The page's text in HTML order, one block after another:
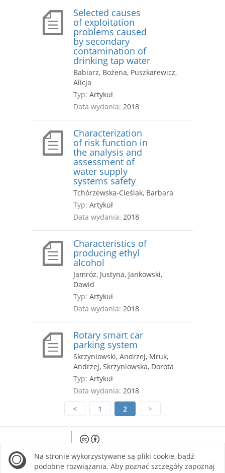
Selected causes
of exploitation
problems caused
by secondary
contamination of
drinking tap water
Babiarz, Bożena, Puszkarewicz,
Alicja
Typ: Artykuł
Data wydania: 2018
Characterization
of risk function in
the analysis and
assessment of
water supply
systems safety
Tchórzewska-Cieślak, Barbara
Typ: Artykuł
Data wydania: 2018
Characteristics of
producing ethyl
alcohol
Jamróz, Justyna, Jankowski,
Dawid
Typ: Artykuł
Data wydania: 2018
Rotary smart car
parking system
Skrzyniowski, Andrzej, Mruk,
Andrzej, Skrzyniowska, Dorota
Typ: Artykuł
Data wydania: 2018
<
1 2 >
site is licensed under a Creative Commons
Attribution 4.0 International license.
Na stronie wykorzystywane są pliki cookie, bądź
podobne rozwiązania. Aby poznać szczegóły zapoznaj